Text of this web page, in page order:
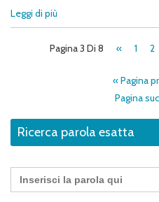
Leggi di più
Pagina 3 Di 8 « 1 2
« Pagina
Pagina
Ricerca parola esatta
Search
for: